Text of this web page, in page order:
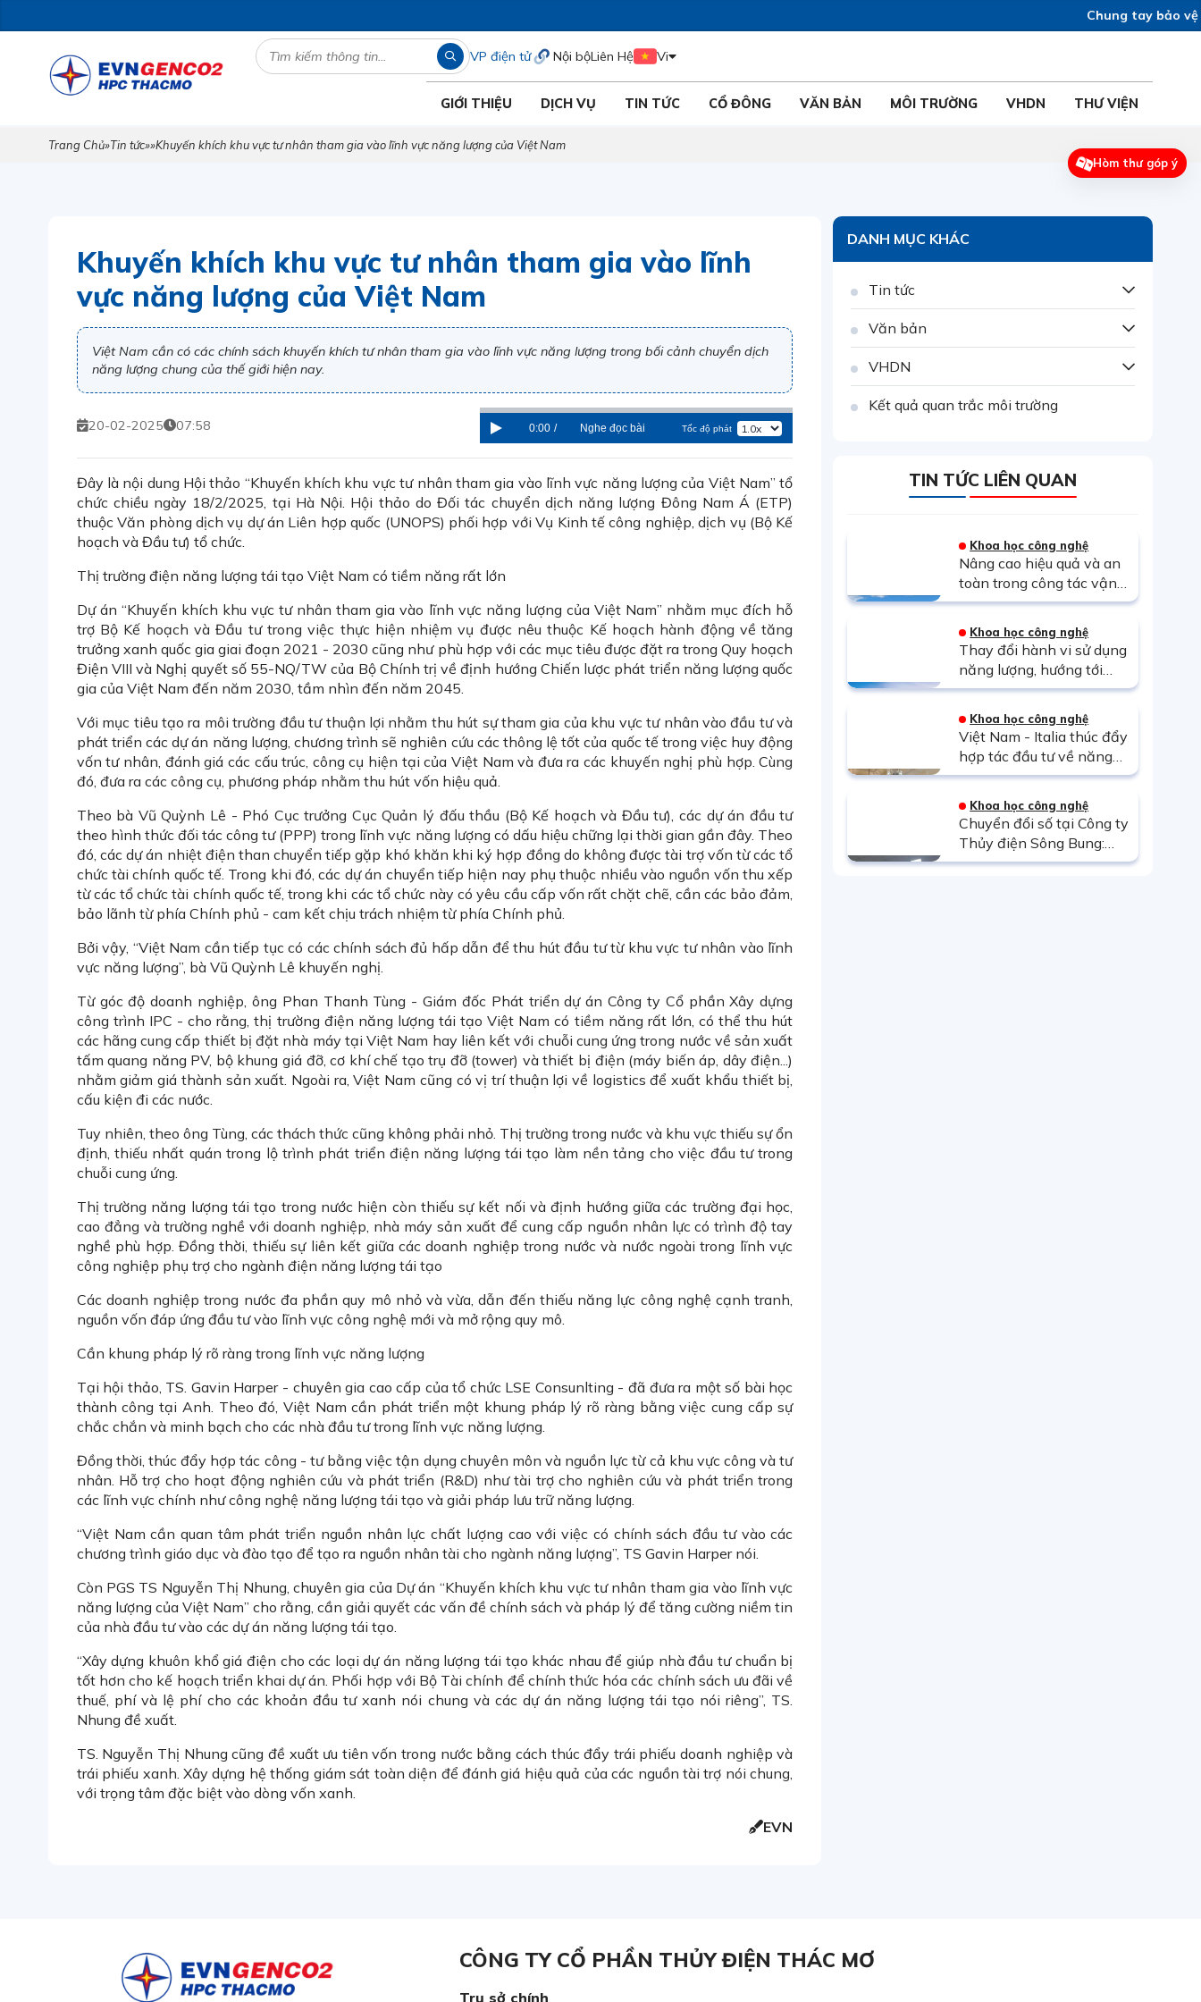
Chung tay bảo vệ
VP điện tử Nội bộLiên Hệ Vi
GIỚI THIỆU DỊCH VỤ TIN TỨC CỔ ĐÔNG VĂN BẢN MÔI TRƯỜNG VHDN THƯ VIỆN
Trang Chủ»Tin tức»»Khuyến khích khu vực tư nhân tham gia vào lĩnh vực năng lượng của Việt Nam
Khuyến khích khu vực tư nhân tham gia vào lĩnh
vực năng lượng của Việt Nam
Việt Nam cần có các chính sách khuyến khích tư nhân tham gia vào lĩnh vực năng lượng trong bối cảnh chuyển dịch
năng lượng chung của thế giới hiện nay.
20-02-2025 07:58 0:00 / Nghe đọc bài Tốc độ phát
Đây là nội dung Hội thảo “Khuyến khích khu vực tư nhân tham gia vào lĩnh vực năng lượng của Việt Nam” tổ
chức chiều ngày 18/2/2025, tại Hà Nội. Hội thảo do Đối tác chuyển dịch năng lượng Đông Nam Á (ETP)
thuộc Văn phòng dịch vụ dự án Liên hợp quốc (UNOPS) phối hợp với Vụ Kinh tế công nghiệp, dịch vụ (Bộ Kế
hoạch và Đầu tư) tổ chức.
Thị trường điện năng lượng tái tạo Việt Nam có tiềm năng rất lớn
Dự án “Khuyến khích khu vực tư nhân tham gia vào lĩnh vực năng lượng của Việt Nam” nhằm mục đích hỗ
trợ Bộ Kế hoạch và Đầu tư trong việc thực hiện nhiệm vụ được nêu thuộc Kế hoạch hành động về tăng
trưởng xanh quốc gia giai đoạn 2021 - 2030 cũng như phù hợp với các mục tiêu được đặt ra trong Quy hoạch
Điện VIII và Nghị quyết số 55-NQ/TW của Bộ Chính trị về định hướng Chiến lược phát triển năng lượng quốc
gia của Việt Nam đến năm 2030, tầm nhìn đến năm 2045.
Với mục tiêu tạo ra môi trường đầu tư thuận lợi nhằm thu hút sự tham gia của khu vực tư nhân vào đầu tư và
phát triển các dự án năng lượng, chương trình sẽ nghiên cứu các thông lệ tốt của quốc tế trong việc huy động
vốn tư nhân, đánh giá các cấu trúc, công cụ hiện tại của Việt Nam và đưa ra các khuyến nghị phù hợp. Cùng
đó, đưa ra các công cụ, phương pháp nhằm thu hút vốn hiệu quả.
Theo bà Vũ Quỳnh Lê - Phó Cục trưởng Cục Quản lý đấu thầu (Bộ Kế hoạch và Đầu tư), các dự án đầu tư
theo hình thức đối tác công tư (PPP) trong lĩnh vực năng lượng có dấu hiệu chững lại thời gian gần đây. Theo
đó, các dự án nhiệt điện than chuyển tiếp gặp khó khăn khi ký hợp đồng do không được tài trợ vốn từ các tổ
chức tài chính quốc tế. Trong khi đó, các dự án chuyển tiếp hiện nay phụ thuộc nhiều vào nguồn vốn thu xếp
từ các tổ chức tài chính quốc tế, trong khi các tổ chức này có yêu cầu cấp vốn rất chặt chẽ, cần các bảo đảm,
bảo lãnh từ phía Chính phủ - cam kết chịu trách nhiệm từ phía Chính phủ.
Bởi vậy, “Việt Nam cần tiếp tục có các chính sách đủ hấp dẫn để thu hút đầu tư từ khu vực tư nhân vào lĩnh
vực năng lượng”, bà Vũ Quỳnh Lê khuyến nghị.
Từ góc độ doanh nghiệp, ông Phan Thanh Tùng - Giám đốc Phát triển dự án Công ty Cổ phần Xây dựng
công trình IPC - cho rằng, thị trường điện năng lượng tái tạo Việt Nam có tiềm năng rất lớn, có thể thu hút
các hãng cung cấp thiết bị đặt nhà máy tại Việt Nam hay liên kết với chuỗi cung ứng trong nước về sản xuất
tấm quang năng PV, bộ khung giá đỡ, cơ khí chế tạo trụ đỡ (tower) và thiết bị điện (máy biến áp, dây điện...)
nhằm giảm giá thành sản xuất. Ngoài ra, Việt Nam cũng có vị trí thuận lợi về logistics để xuất khẩu thiết bị,
cấu kiện đi các nước.
Tuy nhiên, theo ông Tùng, các thách thức cũng không phải nhỏ. Thị trường trong nước và khu vực thiếu sự ổn
định, thiếu nhất quán trong lộ trình phát triển điện năng lượng tái tạo làm nền tảng cho việc đầu tư trong
chuỗi cung ứng.
Thị trường năng lượng tái tạo trong nước hiện còn thiếu sự kết nối và định hướng giữa các trường đại học,
cao đẳng và trường nghề với doanh nghiệp, nhà máy sản xuất để cung cấp nguồn nhân lực có trình độ tay
nghề phù hợp. Đồng thời, thiếu sự liên kết giữa các doanh nghiệp trong nước và nước ngoài trong lĩnh vực
công nghiệp phụ trợ cho ngành điện năng lượng tái tạo
Các doanh nghiệp trong nước đa phần quy mô nhỏ và vừa, dẫn đến thiếu năng lực công nghệ cạnh tranh,
nguồn vốn đáp ứng đầu tư vào lĩnh vực công nghệ mới và mở rộng quy mô.
Cần khung pháp lý rõ ràng trong lĩnh vực năng lượng
Tại hội thảo, TS. Gavin Harper - chuyên gia cao cấp của tổ chức LSE Consunlting - đã đưa ra một số bài học
thành công tại Anh. Theo đó, Việt Nam cần phát triển một khung pháp lý rõ ràng bằng việc cung cấp sự
chắc chắn và minh bạch cho các nhà đầu tư trong lĩnh vực năng lượng.
Đồng thời, thúc đẩy hợp tác công - tư bằng việc tận dụng chuyên môn và nguồn lực từ cả khu vực công và tư
nhân. Hỗ trợ cho hoạt động nghiên cứu và phát triển (R&D) như tài trợ cho nghiên cứu và phát triển trong
các lĩnh vực chính như công nghệ năng lượng tái tạo và giải pháp lưu trữ năng lượng.
“Việt Nam cần quan tâm phát triển nguồn nhân lực chất lượng cao với việc có chính sách đầu tư vào các
chương trình giáo dục và đào tạo để tạo ra nguồn nhân tài cho ngành năng lượng”, TS Gavin Harper nói.
Còn PGS TS Nguyễn Thị Nhung, chuyên gia của Dự án “Khuyến khích khu vực tư nhân tham gia vào lĩnh vực
năng lượng của Việt Nam” cho rằng, cần giải quyết các vấn đề chính sách và pháp lý để tăng cường niềm tin
của nhà đầu tư vào các dự án năng lượng tái tạo.
“Xây dựng khuôn khổ giá điện cho các loại dự án năng lượng tái tạo khác nhau để giúp nhà đầu tư chuẩn bị
tốt hơn cho kế hoạch triển khai dự án. Phối hợp với Bộ Tài chính để chính thức hóa các chính sách ưu đãi về
thuế, phí và lệ phí cho các khoản đầu tư xanh nói chung và các dự án năng lượng tái tạo nói riêng”, TS.
Nhung đề xuất.
TS. Nguyễn Thị Nhung cũng đề xuất ưu tiên vốn trong nước bằng cách thúc đẩy trái phiếu doanh nghiệp và
trái phiếu xanh. Xây dựng hệ thống giám sát toàn diện để đánh giá hiệu quả của các nguồn tài trợ nói chung,
với trọng tâm đặc biệt vào dòng vốn xanh.
EVN
DANH MỤC KHÁC
Tin tức
Văn bản
VHDN
Kết quả quan trắc môi trường
TIN TỨC LIÊN QUAN
Khoa học công nghệ
Nâng cao hiệu quả và an
toàn trong công tác vận
hành và bảo trì Nhà máy
bằng UAV tích hợp AI
Khoa học công nghệ
Thay đổi hành vi sử dụng
năng lượng, hướng tới
Net Zero
Khoa học công nghệ
Việt Nam - Italia thúc đẩy
hợp tác đầu tư về năng
lượng
Khoa học công nghệ
Chuyển đổi số tại Công ty
Thủy điện Sông Bung:
Những bước tiến vững
CÔNG TY CỔ PHẦN THỦY ĐIỆN THÁC MƠ
Trụ sở chính
Hòm thư góp ý